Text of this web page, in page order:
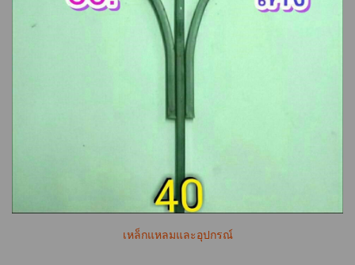
เหล็กแหลมและอุปกรณ์